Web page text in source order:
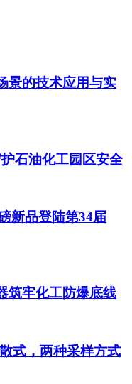
景的技术应用与实
石油化工园区安全
新品登陆第34届
牢化工防爆底线
式，两种采样方式